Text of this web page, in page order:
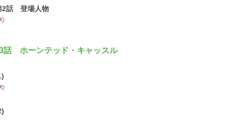
2話 登場人物
0
話 ホーンテッド・キャッスル
0